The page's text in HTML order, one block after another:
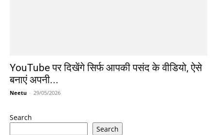
YouTube पर दिखेंगे सिर्फ आपकी पसंद के वीडियो, ऐसे
बनाएं अपनी...
Neetu - 29/05/2026
Search
Search